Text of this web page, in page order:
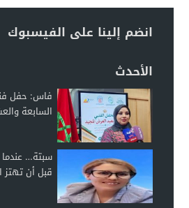
انضم إلينا على الفيسبوك
الأحدث
فاس: حفل
السابعة
سبتة…
قبل أن تهتز